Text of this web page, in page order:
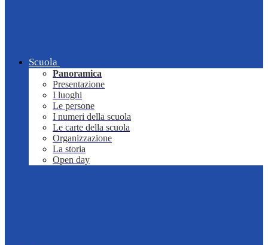
Scuola
Panoramica
Presentazione
I luoghi
Le persone
I numeri della scuola
Le carte della scuola
Organizzazione
La storia
Open day